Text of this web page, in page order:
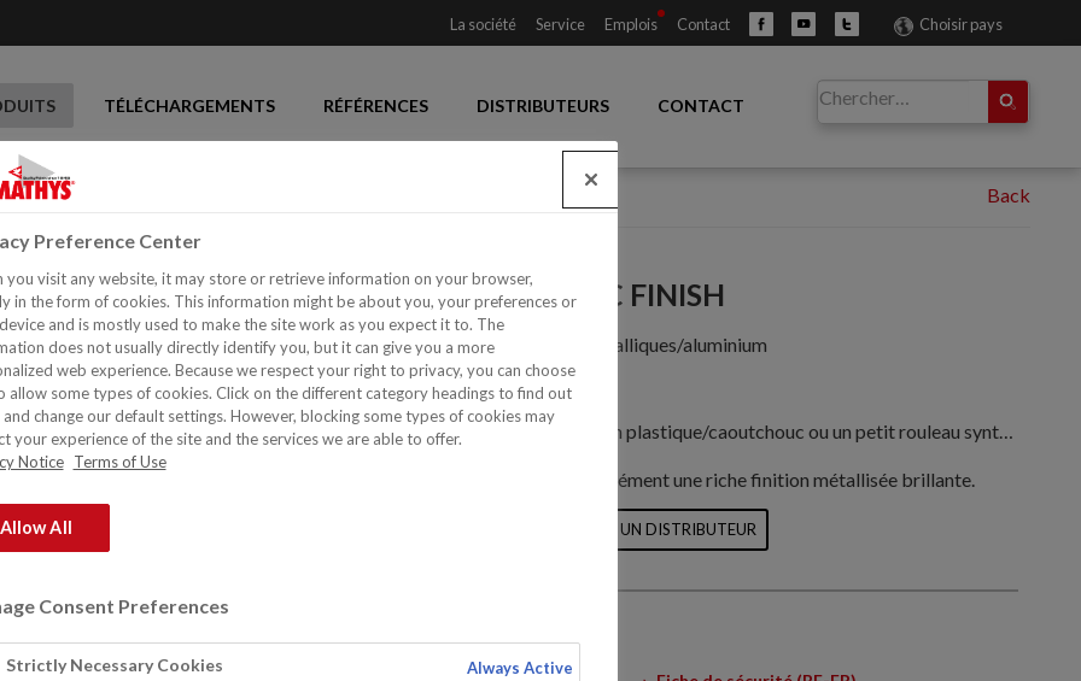
Choisir pays
La société Service Emplois Contact
TÉLÉCHARGEMENTS RÉFÉRENCES DISTRIBUTEURS CONTACT
CACHEMIRE METALLIC FINISH
Transparent avec des particules métalliques/aluminium
Facile à appliquer
Faible odeur
Facile à appliquer avec une spatule en plastique/caoutchouc ou un petit rouleau synthétique afin de bien répartir les particules métalliques
Réfléchit la lumière et produit instantanément une riche finition métallisée brillante.
LOCALISER UN DISTRIBUTEUR
Téléchargements
Preference Center
you visit any website, it may store or retrieve information on your browser,
in the form of cookies. This information might be about you, your preferences or
and is mostly used to make the site work as you expect it to. The
does not usually directly identify you, but it can give you a more
web experience. Because we respect your right to privacy, you can choose
allow some types of cookies. Click on the different category headings to find out
change our default settings. However, blocking some types of cookies may
your experience of the site and the services we are able to offer.
Notice Terms of Use
Allow All
Consent Preferences
Strictly Necessary Cookies Always Active